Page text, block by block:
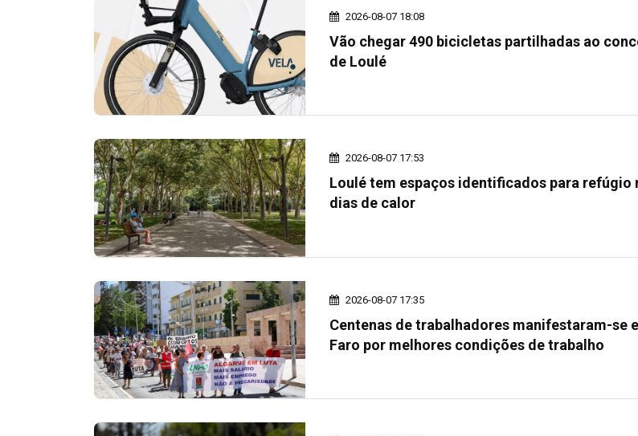
2026-08-07 18:08
Vão chegar 490 bicicletas partilhadas ao
de Loulé
2026-08-07 17:53
Loulé tem espaços identificados para refúgio
dias de calor
2026-08-07 17:35
Centenas de trabalhadores manifestaram-se
Faro por melhores condições de trabalho